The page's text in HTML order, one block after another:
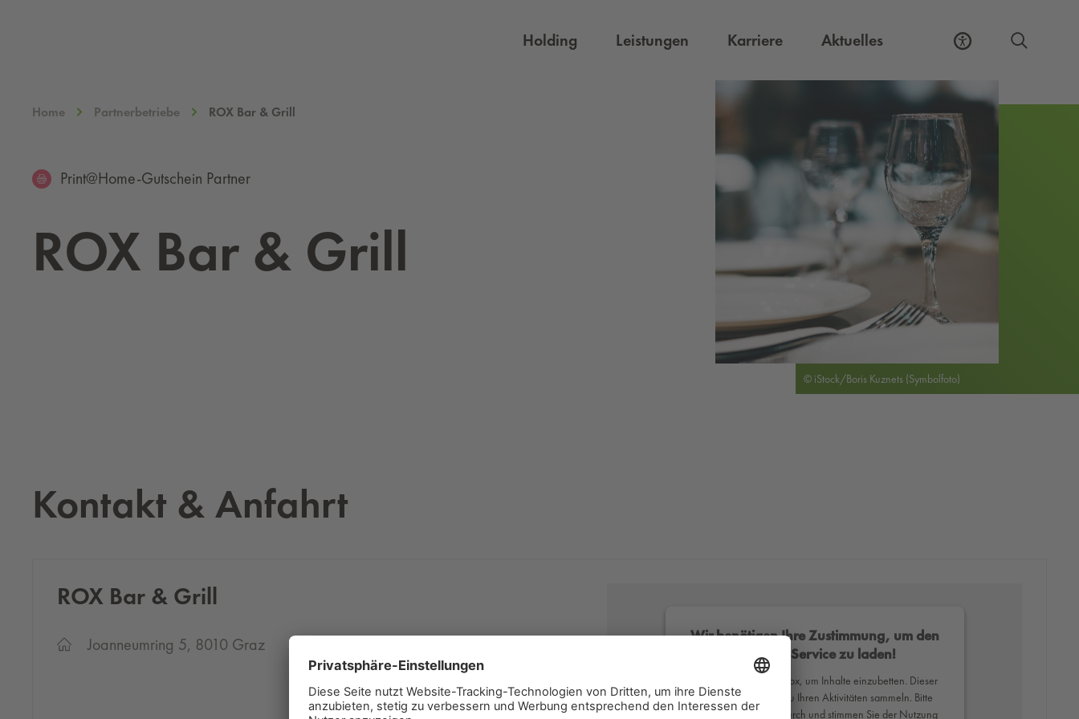
Holding Leistungen KarriereExterner Link, öffnet eine neue
Aktuelles
Home Partnerbetriebe ROX Bar & Grill
Print@Home-Gutschein Partner
ROX Bar & Grill
© iStock/Boris Kuznets (Symbolfoto)
Kontakt & Anfahrt
ROX Bar & Grill
Joanneumring 5, 8010 Graz
Wir benötigen Ihre Zustimmung, um den
Mapbox-Service zu laden!
Wir verwenden Mapbox, um Inhalte einzubetten. Dieser
Service kann Daten zu Ihren Aktivitäten sammeln. Bitte
lesen Sie die Details durch und stimmen Sie der Nutzung